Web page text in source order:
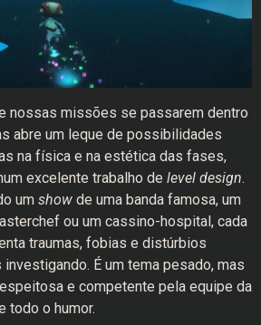
nossas missões se passarem dentro
abre um leque de possibilidades
na física e na estética das fases,
excelente trabalho de level design.
um show de uma banda famosa, um
ou um cassino-hospital, cada
traumas, fobias e distúrbios
É um tema pesado, mas
e competente pela equipe da
todo o humor.